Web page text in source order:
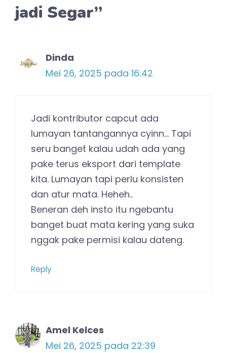
jadi Segar”
Dinda
Mei 26, 2025 pada 16:42
Jadi kontributor capcut ada
lumayan tantangannya cyinn… Tapi
seru banget kalau udah ada yang
pake terus eksport dari template
kita. Lumayan tapi perlu konsisten
dan atur mata. Heheh..
Beneran deh insto itu ngebantu
banget buat mata kering yang suka
nggak pake permisi kalau dateng.
Reply
Amel Kelces
Mei 26, 2025 pada 22:39